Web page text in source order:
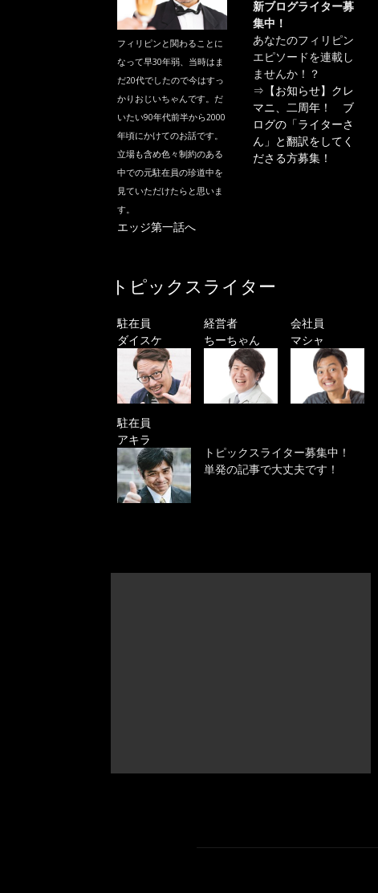
フィリピンと関わることに
なって早30年弱、当時はま
だ20代でしたので今はすっ
かりおじいちゃんです。だ
いたい90年代前半から2000
年頃にかけてのお話です。
立場も含め色々制約のある
中での元駐在員の珍道中を
見ていただけたらと思いま
す。
エッジ第一話へ
新ブログライター募
集中！
あなたのフィリピン
エピソードを連載し
ませんか！？
⇒ 【お知らせ】クレ
マニ、二周年！ ブ
ログの「ライターさ
ん」と翻訳をしてく
ださる方募集！
トピックスライター
駐在員
ダイスケ
経営者
ちーちゃん
会社員
マシャ
駐在員
アキラ
トピックスライター募集中！
単発の記事で大丈夫です！